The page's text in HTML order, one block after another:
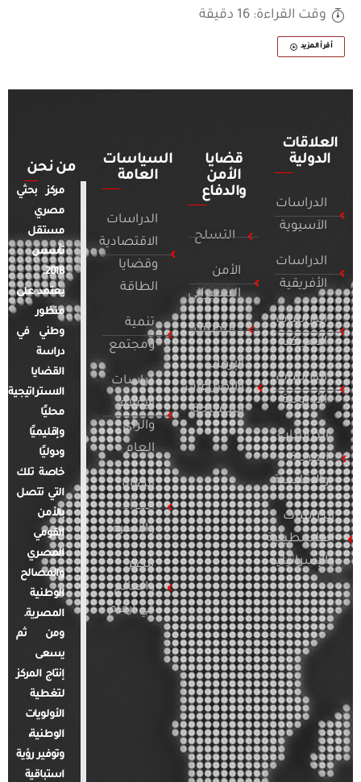
وقت القراءة: 16 دقيقة
أقرأ المزيد
العلاقات
الدولية
الدراسات
الآسيوية
الدراسات
الأفريقية
الدراسات
الأمريكية
الدراسات
الأوروبية
الدراسات
العربية
والإقليمية
الدراسات
الفلسطينية
والإسرائيلية
قضايا
الأمن
والدفاع
التسلح
الأمن
السيبراني
التطرف
الإرهاب
والصراعات
المسلحة
السياسات
العامة
الدراسات
الاقتصادية
وقضايا
الطاقة
تنمية
ومجتمع
دراسات
الإعلام
والرأي
العام
قضايا
المرأة
والأسرة
مصر
والعالم
في أرقام
من نحن
مركز بحثي
مصري
مستقل
تأسس
2018.
يعتمد على
منظور
وطني في
دراسة
القضايا
الاستراتيجية
محليًا
وإقليميًا
ودوليًا
خاصة تلك
التي تتصل
بالأمن
القومي
المصري
والمصالح
الوطنية
المصرية.
ومن ثم
يسعى
إنتاج المركز
لتغطية
الأولويات
الوطنية،
وتوفير رؤية
استباقية